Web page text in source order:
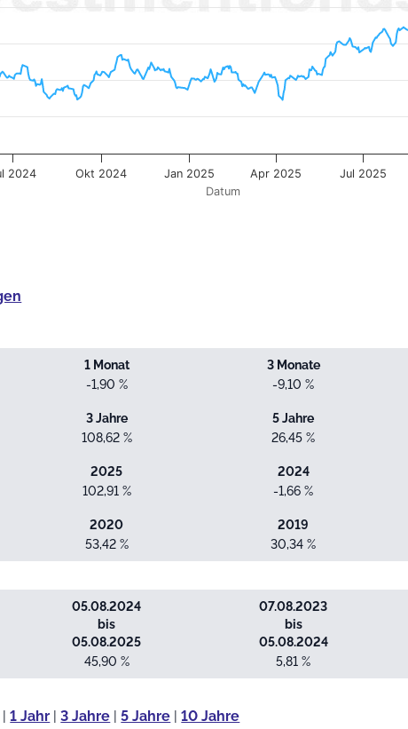
Datum
2024 Jan 2025 Jul 2025
Okt 2024 Apr 2025
1 Monat
-1,90 %
3 Monate
-9,10 %
3 Jahre
108,62 %
5 Jahre
26,45 %
2025
102,91 %
2024
-1,66 %
2020
53,42 %
2019
30,34 %
05.08.2024
bis
05.08.2025
45,90 %
07.08.2023
bis
05.08.2024
5,81 %
|1 Jahr |3 Jahre |5 Jahre |10 Jahre